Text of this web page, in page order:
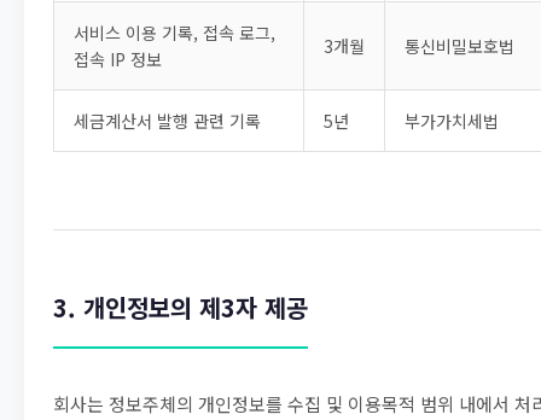
서비스 이용 기록, 접속 로그,
접속 IP 정보
3개월 통신비밀보호법
세금계산서 발행 관련 기록 5년 부가가치세법
3. 개인정보의 제3자 제공
회사는 정보주체의 개인정보를 수집 및 이용목적 범위 내에서 처